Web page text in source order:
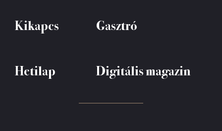
Kikapcs Gasztró
Hetilap Digitális magazin